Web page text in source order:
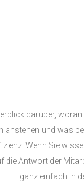
darüber, woran
anstehen und was
Wenn Sie
die Antwort der
ganz einfach in